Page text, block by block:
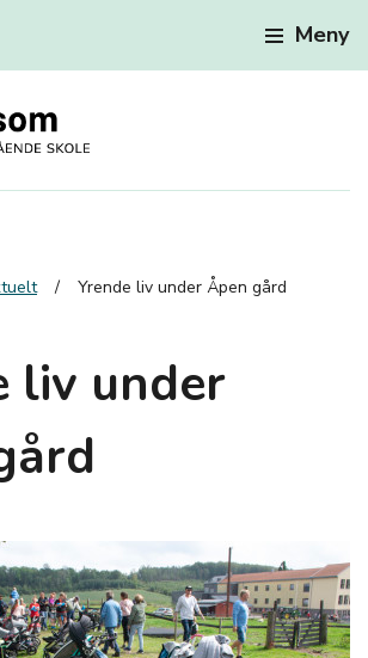
Meny
Yrende liv under Åpen gård
liv under